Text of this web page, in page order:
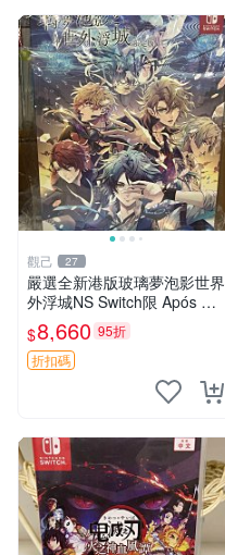
觀己 27
嚴選全新港版玻璃夢泡影世界
外浮城NS Switch限 Após 新
發行乙女遊戲收藏版 恐龍王
蛇妖 女神
$8,660 95折
折扣碼